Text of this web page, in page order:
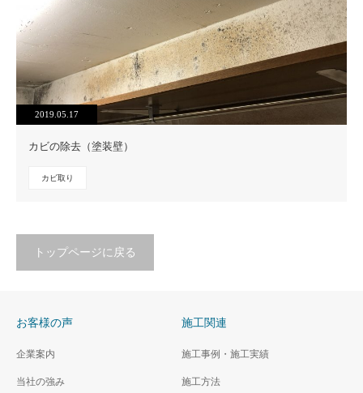
2019.05.17
カビの除去（塗装壁）
カビ取り
トップページに戻る
お客様の声
企業案内
当社の強み
施工関連
施工事例・施工実績
施工方法